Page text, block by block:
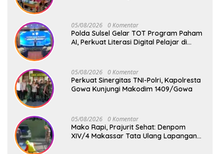
05/08/2026 0 Komentar
Polda Sulsel Gelar TOT Program Paham
AI, Perkuat Literasi Digital Pelajar di
05/08/2026 0 Komentar
Perkuat Sinergitas TNI-Polri, Kapolresta
Gowa Kunjungi Makodim 1409/Gowa
05/08/2026 0 Komentar
Mako Rapi, Prajurit Sehat: Denpom
XIV/4 Makassar Tata Ulang Lapangan